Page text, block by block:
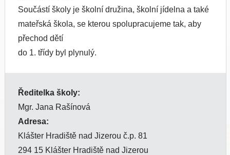
Součástí školy je školní družina, školní jídelna a také
mateřská škola, se kterou spolupracujeme tak, aby
přechod dětí
do 1. třídy byl plynulý.
Ředitelka školy:
Mgr. Jana Rašínová
Adresa:
Klášter Hradiště nad Jizerou č.p. 81
294 15 Klášter Hradiště nad Jizerou